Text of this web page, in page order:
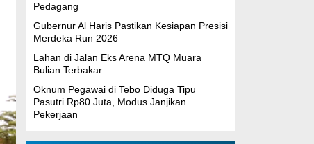
Pedagang
Gubernur Al Haris Pastikan Kesiapan Presisi
Merdeka Run 2026
Lahan di Jalan Eks Arena MTQ Muara
Bulian Terbakar
Oknum Pegawai di Tebo Diduga Tipu
Pasutri Rp80 Juta, Modus Janjikan
Pekerjaan